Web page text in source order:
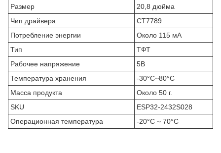
Размер
20,8 дюйма
Чип драйвера
СТ7789
Потребление энергии
Около 115 мА
Тип
ТФТ
Рабочее напряжение
5В
Температура хранения
-30°C~80°C
Масса продукта
Около 50 г.
SKU
ESP32-2432S028
Операционная температура
-20°C ~ 70°C